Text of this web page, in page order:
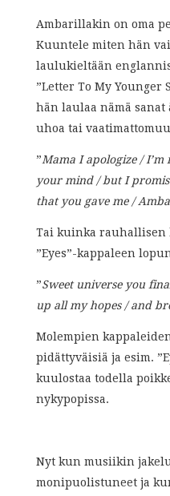
Ambarillakin on oma
Kuuntele miten hän
laulukieltään
”Letter To My Younger
hän laulaa nämä
uhoa tai
”Mama I apologize /
your mind / but I
that you gave me /
Tai kuinka
”Eyes”-kappaleen
”Sweet universe you
up all my hopes / and
Molempien
pidättyväisiä ja esim.
kuulostaa todella
nykypopissa.
Nyt kun musiikin
monipuolistuneet ja